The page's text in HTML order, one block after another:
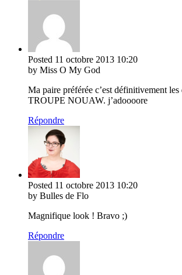
Posted 11 octobre 2013 10:20
by Miss O My God
Ma paire préférée c’est définitivement
TROUPE NOUAW. j’adoooore
Répondre
Posted 11 octobre 2013 10:20
by Bulles de Flo
Magnifique look ! Bravo ;)
Répondre